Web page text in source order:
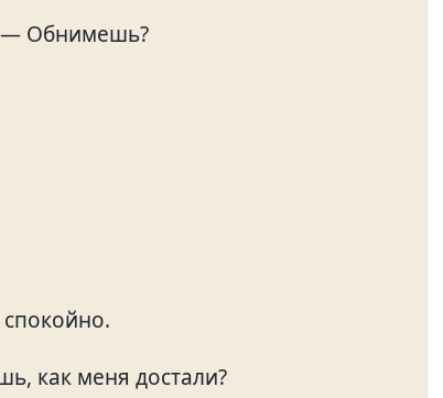
Обнимешь?
как меня достали?